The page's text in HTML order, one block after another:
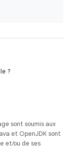
?
sont soumis aux
et OpenJDK sont
et/ou de ses